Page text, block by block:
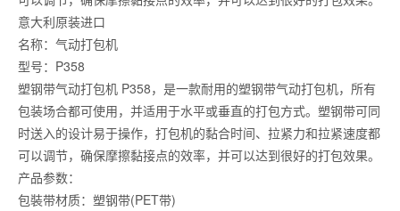
意大利原装进口
名称：气动打包机
型号：P358
塑钢带气动打包机 P358，是一款耐用的塑钢带气动打包机，所有
包装场合都可使用，并适用于水平或垂直的打包方式。塑钢带可同
时送入的设计易于操作，打包机的黏合时间、拉紧力和拉紧速度都
可以调节，确保摩擦黏接点的效率，并可以达到很好的打包效果。
产品参数：
包裝带材质：塑钢带(PET带)